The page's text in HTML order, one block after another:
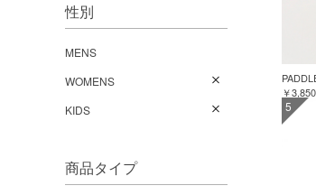
性別
MENS
WOMENS
KIDS
商品タイプ
￥3,850
5